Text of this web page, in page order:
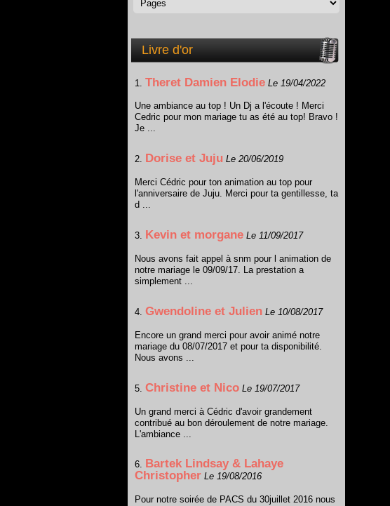
Livre d'or
1. Theret Damien Elodie Le 19/04/2022
Une ambiance au top ! Un Dj a l'écoute ! Merci
Cedric pour mon mariage tu as été au top! Bravo !
Je ...
2. Dorise et Juju Le 20/06/2019
Merci Cédric pour ton animation au top pour
l'anniversaire de Juju. Merci pour ta gentillesse, ta
d ...
3. Kevin et morgane Le 11/09/2017
Nous avons fait appel à snm pour l animation de
notre mariage le 09/09/17. La prestation a
simplement ...
4. Gwendoline et Julien Le 10/08/2017
Encore un grand merci pour avoir animé notre
mariage du 08/07/2017 et pour ta disponibilité.
Nous avons ...
5. Christine et Nico Le 19/07/2017
Un grand merci à Cédric d'avoir grandement
contribué au bon déroulement de notre mariage.
L'ambiance ...
6. Bartek Lindsay & Lahaye
Christopher Le 19/08/2016
Pour notre soirée de PACS du 30juillet 2016 nous